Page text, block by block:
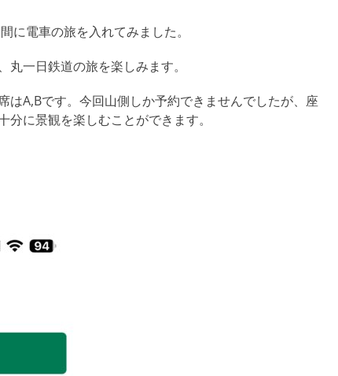
に電車の旅を入れてみました。
一日鉄道の旅を楽しみます。
A,Bです。今回山側しか予約できませんでしたが、座
に景観を楽しむことができます。